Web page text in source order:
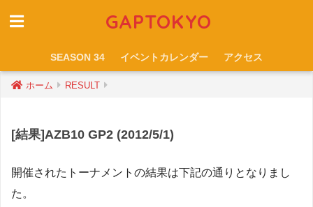
GAPTOKYO
SEASON 34 イベントカレンダー アクセス
ホーム RESULT
[結果]AZB10 GP2 (2012/5/1)
開催されたトーナメントの結果は下記の通りとなりまし
た。